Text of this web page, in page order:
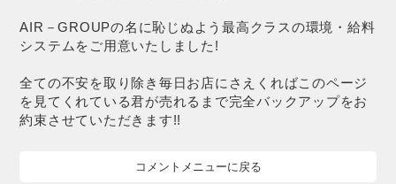
AIR－GROUPの名に恥じぬよう最高クラスの環境・給料
システムをご用意いたしました!
全ての不安を取り除き毎日お店にさえくればこのページ
を見てくれている君が売れるまで完全バックアップをお
約束させていただきます!!
コメントメニューに戻る